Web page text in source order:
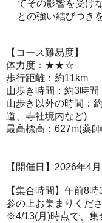
てその影響を受け
との強い結びつき
【コース難易度】
体力度：★★☆
歩行距離：約11km
山歩き時間：約3時間
山歩き以外の時間：
道、寺社境内など)
最高標高：627m(薬
【開催日】2026年4
【集合時間】午前8
参の上お集まりくだ
※4/13(月)時点で、集